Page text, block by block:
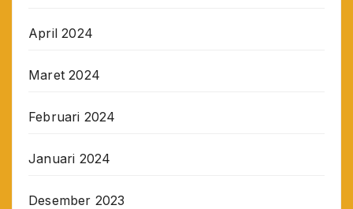
April 2024
Maret 2024
Februari 2024
Januari 2024
Desember 2023